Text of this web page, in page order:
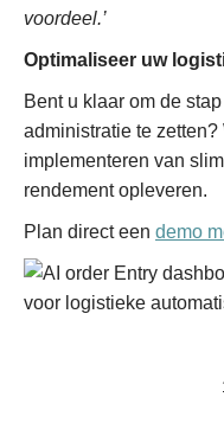
voordeel.’
Optimaliseer uw
Bent u klaar om de
administratie te
implementeren van
rendement opleveren.
Plan direct een demo